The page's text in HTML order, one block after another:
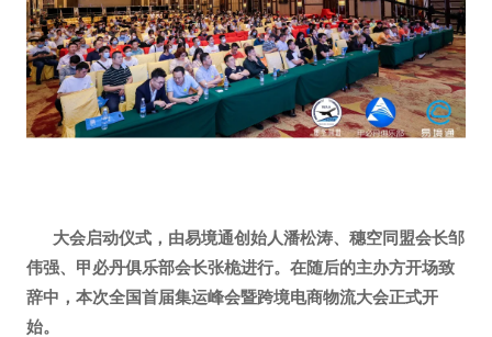
大会启动仪式，由易境通创始人潘松涛、穗空同盟会长邹
伟强、甲必丹俱乐部会长张桅进行。在随后的主办方开场致
辞中，本次全国首届集运峰会暨跨境电商物流大会正式开
始。